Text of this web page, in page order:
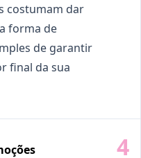
costumam dar
forma de
de garantir
final da sua